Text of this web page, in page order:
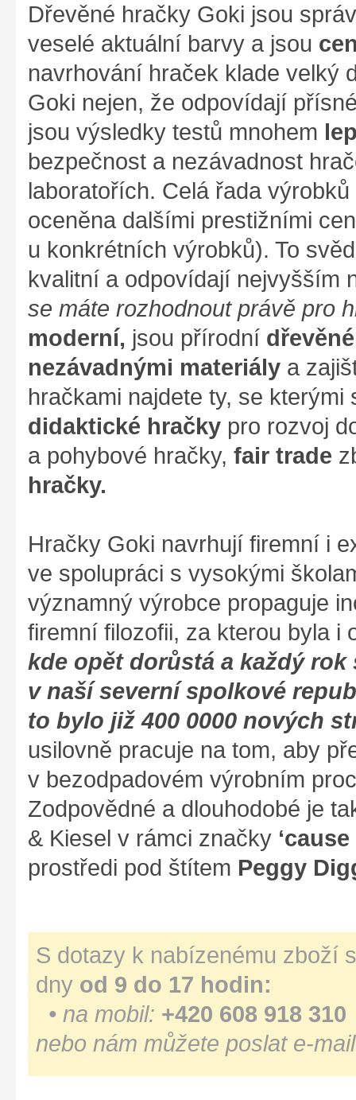
Dřevěné hračky Goki jsou
veselé aktuální barvy a jsou
navrhování hraček klade velký
Goki nejen, že odpovídají
jsou výsledky testů mnohem
bezpečnost a nezávadnost
laboratořích. Celá řada
oceněna dalšími prestižními
u konkrétních výrobků). To
kvalitní a odpovídají nejvyšším
se máte rozhodnout právě pro
moderní, jsou přírodní
nezávadnými materiály a
hračkami najdete ty, se
didaktické hračky pro rozvoj
a pohybové hračky, fair trade
hračky.
Hračky Goki navrhují firemní i
ve spolupráci s vysokými
významný výrobce propaguje
firemní filozofii, za kterou byla i
kde opět dorůstá a každý
v naší severní spolkové
to bylo již 400 0000 nových
usilovně pracuje na tom, aby
v bezodpadovém výrobním
Zodpovědné a dlouhodobé je
& Kiesel v rámci značky ‘cause
prostředi pod štítem Peggy
S dotazy k nabízenému zboží
dny od 9 do 17 hodin:
• na mobil: +420 608 918 310
nebo nám můžete poslat e-